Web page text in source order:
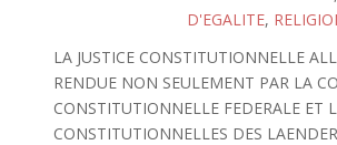
D'EGALITE,
LA JUSTICE CONSTITUTIONNELLE
RENDUE NON SEULEMENT PAR LA
CONSTITUTIONNELLE FEDERALE ET
CONSTITUTIONNELLES DES